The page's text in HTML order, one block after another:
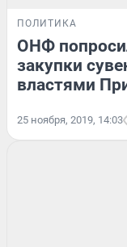
ПОЛИТИКА
ОНФ
закупки
властями
25 ноября, 2019, 14:03